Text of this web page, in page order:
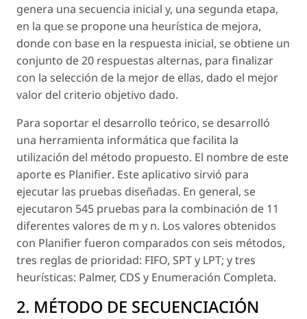
genera una secuencia inicial y, una segunda etapa,
en la que se propone una heurística de mejora,
donde con base en la respuesta inicial, se obtiene un
conjunto de 20 respuestas alternas, para finalizar
con la selección de la mejor de ellas, dado el mejor
valor del criterio objetivo dado.
Para soportar el desarrollo teórico, se desarrolló
una herramienta informática que facilita la
utilización del método propuesto. El nombre de este
aporte es Planifier. Este aplicativo sirvió para
ejecutar las pruebas diseñadas. En general, se
ejecutaron 545 pruebas para la combinación de 11
diferentes valores de m y n. Los valores obtenidos
con Planifierfueron comparados con seis métodos,
tres reglas de prioridad: FIFO, SPT y LPT; y tres
heurísticas: Palmer, CDS y Enumeración Completa.
2. MÉTODO DE SECUENCIACIÓN